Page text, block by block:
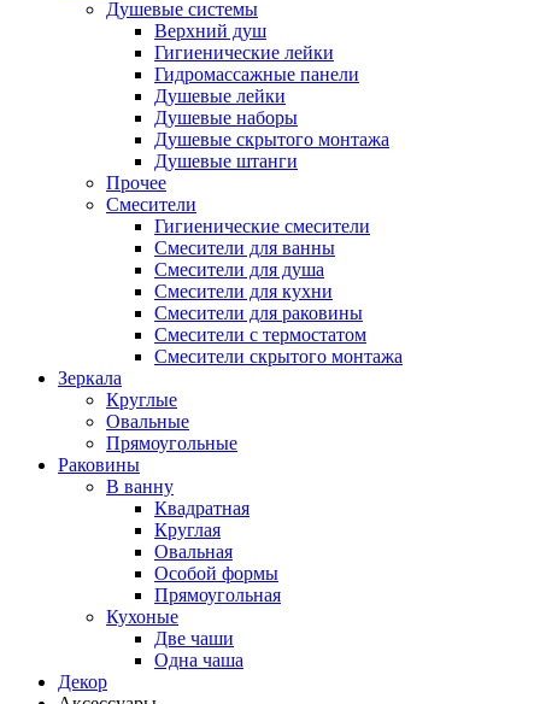
Душевые системы
Верхний душ
Гигиенические лейки
Гидромассажные панели
Душевые лейки
Душевые наборы
Душевые скрытого монтажа
Душевые штанги
Прочее
Смесители
Гигиенические смесители
Смесители для ванны
Смесители для душа
Смесители для кухни
Смесители для раковины
Смесители с термостатом
Смесители скрытого монтажа
Зеркала
Круглые
Овальные
Прямоугольные
Раковины
В ванну
Квадратная
Круглая
Овальная
Особой формы
Прямоугольная
Кухоные
Две чаши
Одна чаша
Декор